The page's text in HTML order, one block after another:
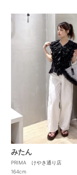
みたん
PRIMA けやき通り店
164cm